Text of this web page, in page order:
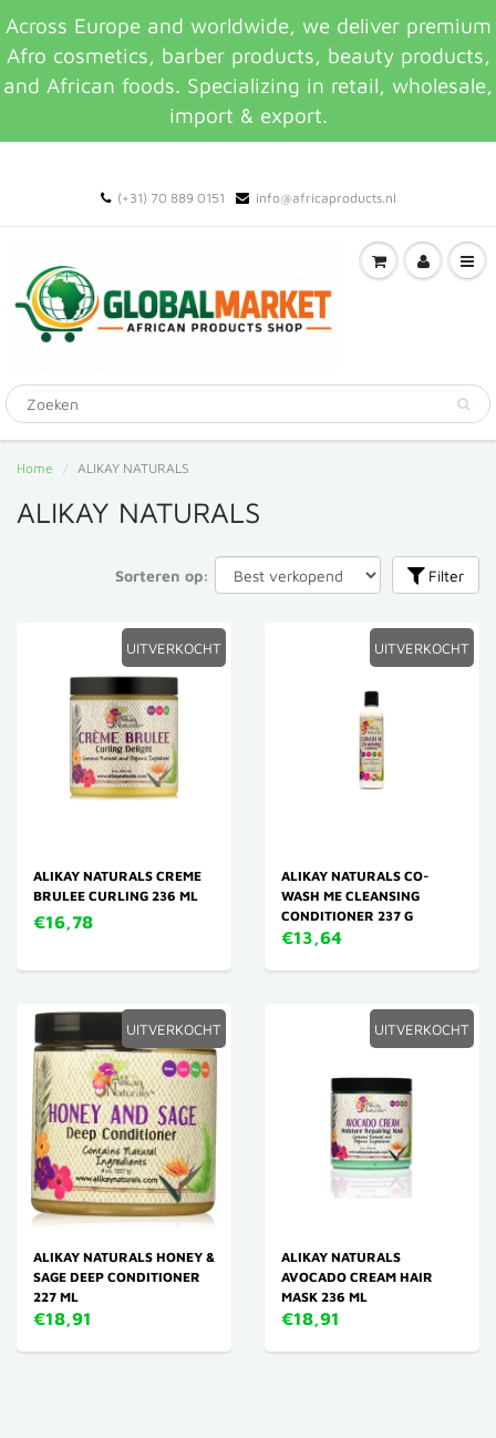
Across Europe and worldwide, we deliver premium
Afro cosmetics, barber products, beauty products,
and African foods. Specializing in retail, wholesale,
import & export.
(+31) 70 889 0151 info@africaproducts.nl
Home ALIKAY NATURALS
ALIKAY NATURALS
Sorteren op: Filter
UITVERKOCHT
ALIKAY NATURALS CREME
BRULEE CURLING 236 ML
€16,78
UITVERKOCHT
ALIKAY NATURALS CO-
WASH ME CLEANSING
CONDITIONER 237 G
€13,64
UITVERKOCHT
ALIKAY NATURALS HONEY &
SAGE DEEP CONDITIONER
227 ML
€18,91
UITVERKOCHT
ALIKAY NATURALS
AVOCADO CREAM HAIR
MASK 236 ML
€18,91